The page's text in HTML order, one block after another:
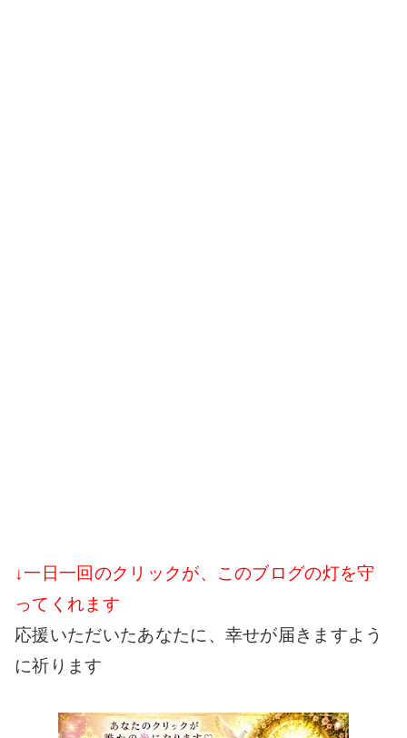
↓一日一回のクリックが、このブログの灯を守
ってくれます
応援いただいたあなたに、幸せが届きますよう
に祈ります